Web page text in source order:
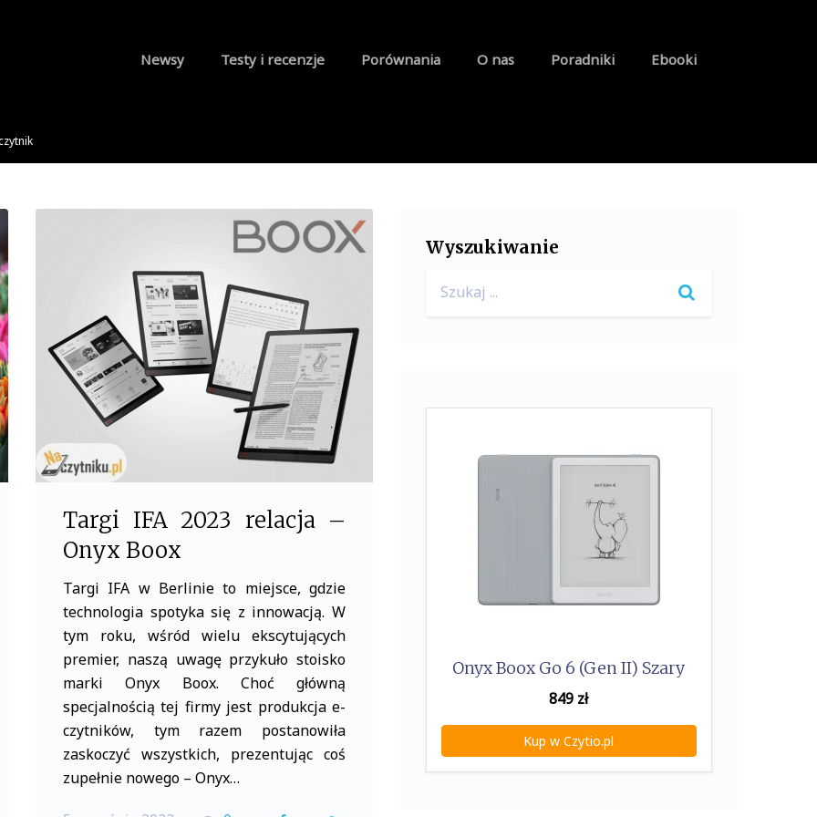
Newsy Testy i recenzje Porównania O nas Poradniki Ebooki
Targi IFA 2023 relacja –
Onyx Boox
Targi IFA w Berlinie to miejsce, gdzie
technologia spotyka się z innowacją. W
tym roku, wśród wielu ekscytujących
premier, naszą uwagę przykuło stoisko
marki Onyx Boox. Choć główną
specjalnością tej firmy jest produkcja e-
czytników, tym razem postanowiła
zaskoczyć wszystkich, prezentując coś
zupełnie nowego – Onyx…
Wyszukiwanie
for:
Onyx Boox Go 6 (Gen II) Szary
849 zł
Kup w Czytio.pl